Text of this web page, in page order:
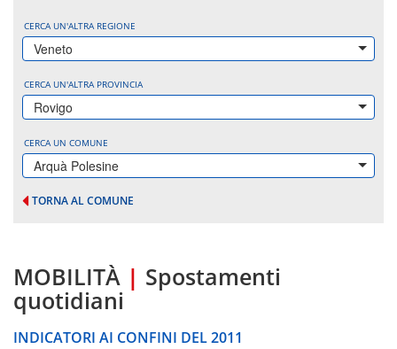
CERCA UN'ALTRA REGIONE
Veneto
CERCA UN'ALTRA PROVINCIA
Rovigo
CERCA UN COMUNE
Arquà Polesine
TORNA AL COMUNE
MOBILITÀ | Spostamenti
quotidiani
INDICATORI AI CONFINI DEL 2011